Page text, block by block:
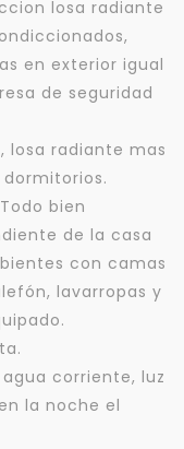
losa radiante
en exterior igual
de seguridad
losa radiante mas
bien
de la casa
con camas
lavarropas y
corriente, luz
la noche el